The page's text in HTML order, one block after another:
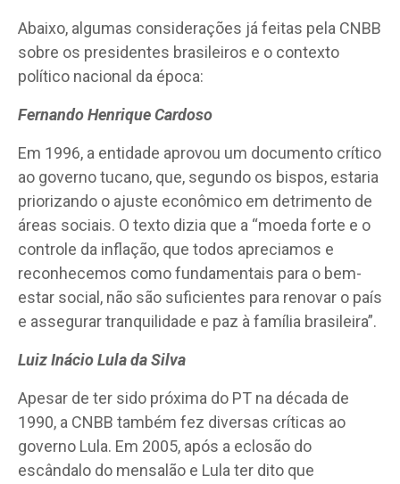
Abaixo, algumas considerações já feitas pela CNBB
sobre os presidentes brasileiros e o contexto
político nacional da época:
Fernando Henrique Cardoso
Em 1996, a entidade aprovou um documento crítico
ao governo tucano, que, segundo os bispos, estaria
priorizando o ajuste econômico em detrimento de
áreas sociais. O texto dizia que a “moeda forte e o
controle da inflação, que todos apreciamos e
reconhecemos como fundamentais para o bem-
estar social, não são suficientes para renovar o país
e assegurar tranquilidade e paz à família brasileira”.
Luiz Inácio Lula da Silva
Apesar de ter sido próxima do PT na década de
1990, a CNBB também fez diversas críticas ao
governo Lula. Em 2005, após a eclosão do
escândalo do mensalão e Lula ter dito que